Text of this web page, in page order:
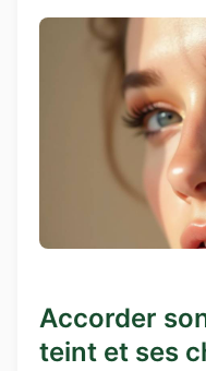
Accorder
teint et ses